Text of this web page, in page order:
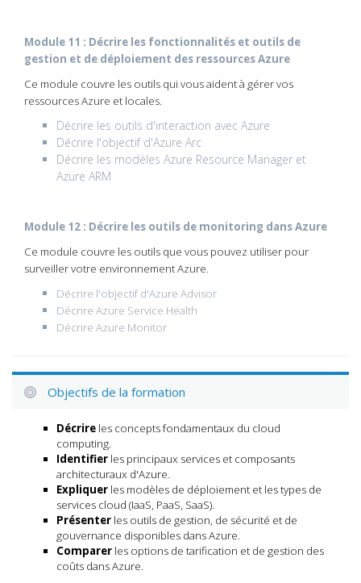
Module 11 : Décrire les fonctionnalités et outils de
gestion et de déploiement des ressources Azure
Ce module couvre les outils qui vous aident à gérer vos
ressources Azure et locales.
Décrire les outils d'interaction avec Azure
Décrire l'objectif d'Azure Arc
Décrire les modèles Azure Resource Manager et
Azure ARM
Module 12 : Décrire les outils de monitoring dans Azure
Ce module couvre les outils que vous pouvez utiliser pour
surveiller votre environnement Azure.
Décrire l'objectif d'Azure Advisor
Décrire Azure Service Health
Décrire Azure Monitor
Objectifs de la formation
Décrire les concepts fondamentaux du cloud
computing.
Identifier les principaux services et composants
architecturaux d'Azure.
Expliquer les modèles de déploiement et les types de
services cloud (IaaS, PaaS, SaaS).
Présenter les outils de gestion, de sécurité et de
gouvernance disponibles dans Azure.
Comparer les options de tarification et de gestion des
coûts dans Azure.